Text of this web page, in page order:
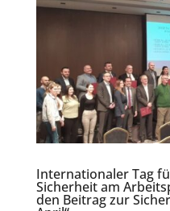
Internationaler Tag
Sicherheit am
den Beitrag zur